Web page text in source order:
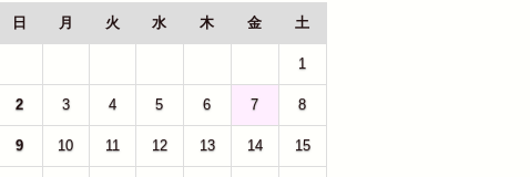
日 月 火 水 木 金 土
1
2 3 4 5 6 7 8
9 10 11 12 13 14 15